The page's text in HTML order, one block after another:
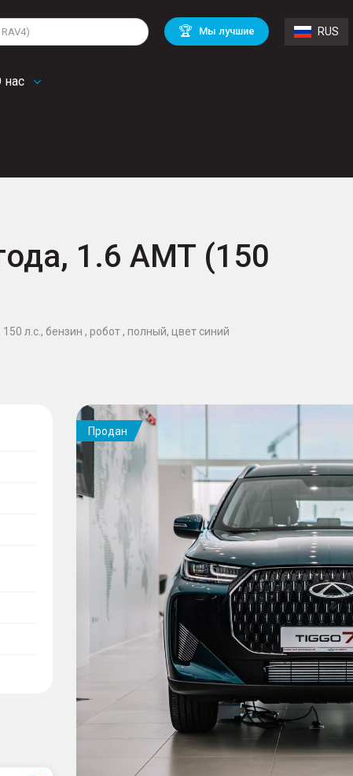
🏆 Мы лучшие RUS
нас
Mitsubishi BMW
Mercedes Benz Volvo
1.6 AMT (150
л.с., бензин , робот , полный, цвет синий
Продан